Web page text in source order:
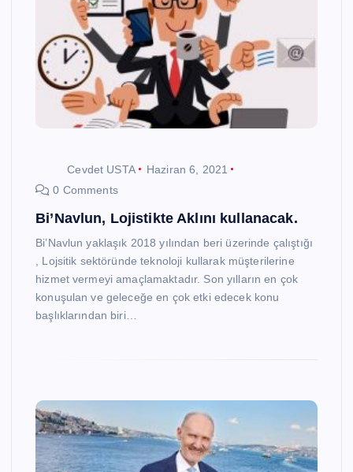
Cevdet USTA
Haziran 6, 2021
0 Comments
Bi’Navlun, Lojistikte Aklını kullanacak.
Bi’Navlun yaklaşık 2018 yılından beri üzerinde çalıştığı
, Lojsitik sektöründe teknoloji kullarak müşterilerine
hizmet vermeyi amaçlamaktadır. Son yılların en çok
konuşulan ve geleceğe en çok etki edecek konu
başlıklarından biri…